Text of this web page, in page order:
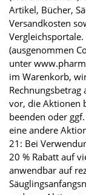
Artikel, Bücher,
Versandkosten
(ausgenommen
unter
im Warenkorb,
Rechnungsbetrag
vor, die Aktionen
beenden oder
eine andere
21: Bei
20 % Rabatt auf
anwendbar auf